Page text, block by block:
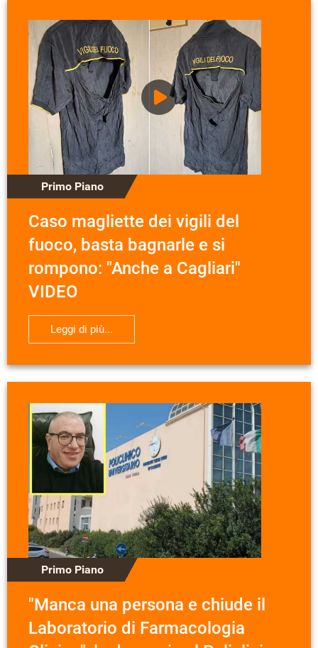
Primo Piano
Caso magliette dei vigili del
fuoco, basta bagnarle e si
rompono: "Anche a Cagliari"
VIDEO
Leggi di più...
Primo Piano
"Manca una persona e chiude il
Laboratorio di Farmacologia